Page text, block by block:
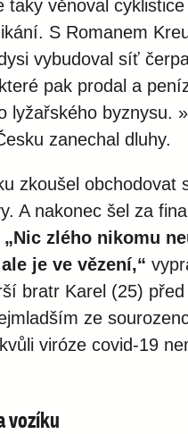
taky věnoval
S Romanem
vybudoval síť
pak prodal a
lyžařského byznysu.
zanechal dluhy.
zkoušel obchodovat
A nakonec šel za
„Nic zlého nikomu
je ve vězení,“
bratr Karel (25) před
ze
viróze covid-19
vozíku